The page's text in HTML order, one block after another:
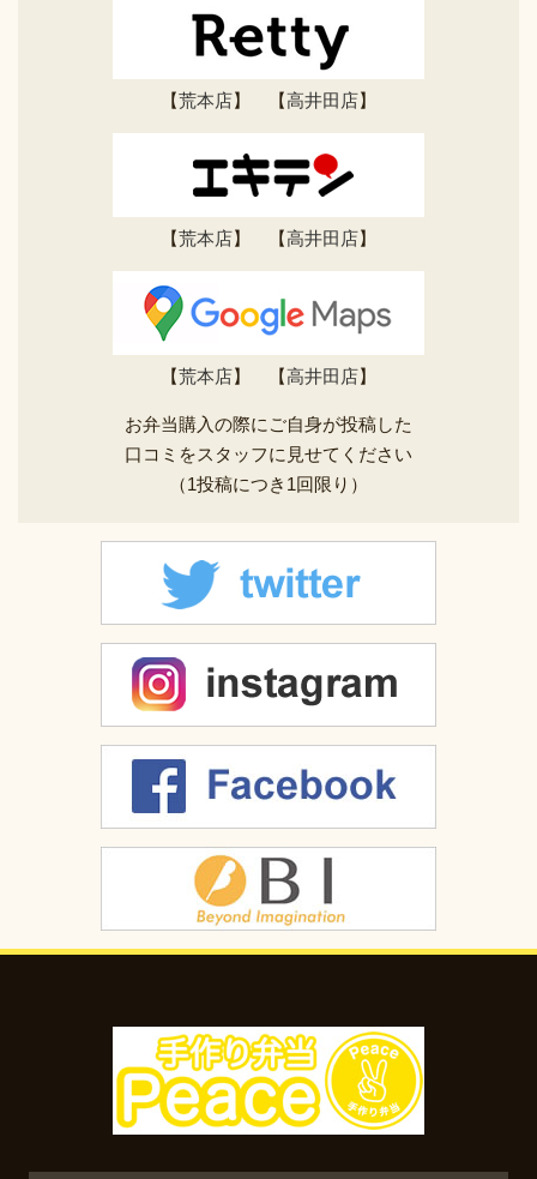
【荒本店】 【高井田店】
【荒本店】 【高井田店】
【荒本店】 【高井田店】
お弁当購入の際にご自身が投稿した
口コミをスタッフに見せてください
（1投稿につき1回限り）